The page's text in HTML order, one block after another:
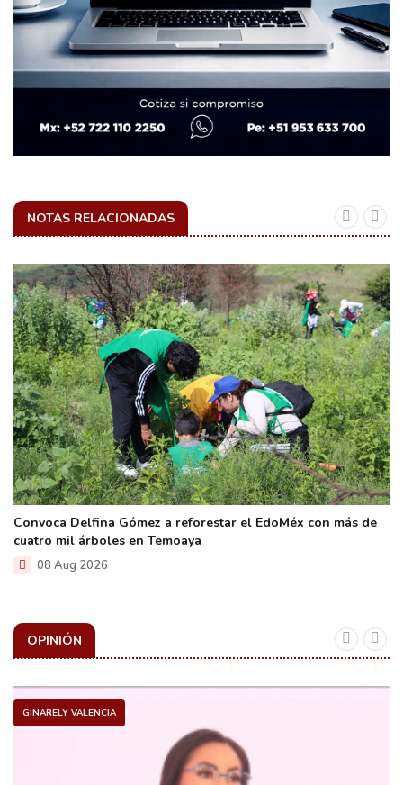
NOTAS RELACIONADAS
Convoca Delfina Gómez a reforestar el EdoMéx con más de
cuatro mil árboles en Temoaya
08 Aug 2026
OPINIÓN
GINARELY VALENCIA